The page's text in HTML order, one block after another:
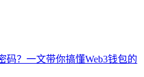
码？一文带你搞懂Web3钱包的